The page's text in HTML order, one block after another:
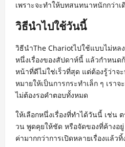
เพราะจะทำให้บทสนทนาหนักกว่าเ
วิธีนำไปใช้วันนี้
วิธีนำThe Chariotไปใช้แบบไม่หล
หนึ่งเรื่องของสัปดาห์นี้ แล้วกำหนด
หน้าที่ดีไม่ใช่เร็วที่สุด แต่ต้องรู้ว่าจ
หมายให้เป็นการกระทำเล็ก ๆ เรา
ไม่ต้องรอคำตอบทั้งหมด
ให้เลือกหนึ่งเรื่องที่ทำได้วันนี้ เช่น
วน พูดคุยให้ชัด หรือจัดของที่ค้างอ
ค่ามากกว่าการเปิดหลายเรื่องแล้วทิ้